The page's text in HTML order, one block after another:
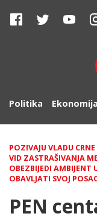
Politika Ekonomija
POZIVAJU VLADU
VID ZASTRAŠIVANJA
OBEZBIJEDI AMBIJENT
OBAVLJATI SVOJ
PEN